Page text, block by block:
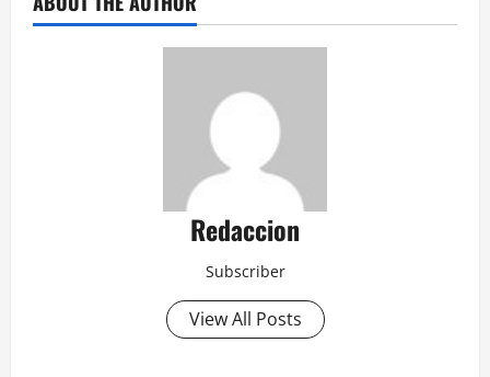
Redaccion
Subscriber
View All Posts